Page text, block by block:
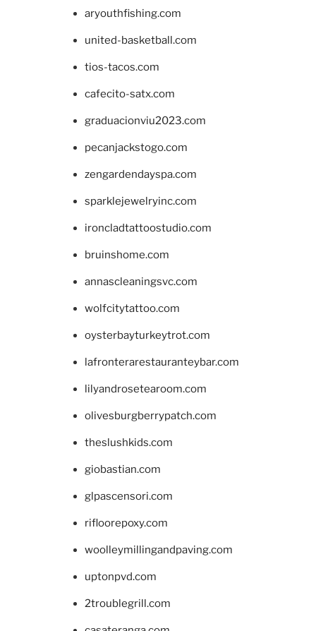
aryouthfishing.com
united-basketball.com
tios-tacos.com
cafecito-satx.com
graduacionviu2023.com
pecanjackstogo.com
zengardendayspa.com
sparklejewelryinc.com
ironcladtattoostudio.com
bruinshome.com
annascleaningsvc.com
wolfcitytattoo.com
oysterbayturkeytrot.com
lafronterarestauranteybar.com
lilyandrosetearoom.com
olivesburgberrypatch.com
theslushkids.com
giobastian.com
glpascensori.com
rifloorepoxy.com
woolleymillingandpaving.com
uptonpvd.com
2troublegrill.com